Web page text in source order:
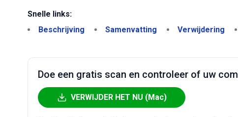
Snelle links:
Beschrijving
Samenvatting Verwijdering
Doe een gratis scan en controleer of uw
VERWIJDER HET NU (Mac)